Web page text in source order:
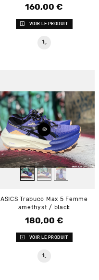
Prix
160,00 €
VOIR LE PRODUIT
ASICS Trabuco Max 5 Femme
amethyst / black
Prix
180,00 €
VOIR LE PRODUIT